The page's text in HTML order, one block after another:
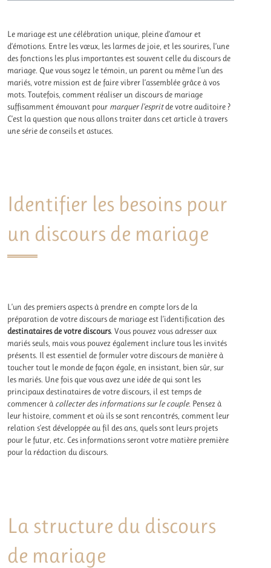
Le mariage est une célébration unique, pleine d’amour et
d’émotions. Entre les vœux, les larmes de joie, et les sourires, l’une
des fonctions les plus importantes est souvent celle du discours de
mariage. Que vous soyez le témoin, un parent ou même l’un des
mariés, votre mission est de faire vibrer l’assemblée grâce à vos
mots. Toutefois, comment réaliser un discours de mariage
suffisamment émouvant pour marquer l’espritde votre auditoire ?
C’est la question que nous allons traiter dans cet article à travers
une série de conseils et astuces.
Identifier les besoins pour
un discours de mariage
L’un des premiers aspects à prendre en compte lors de la
préparation de votre discours de mariage est l’identification des
destinataires de votre discours. Vous pouvez vous adresser aux
mariés seuls, mais vous pouvez également inclure tous les invités
présents. Il est essentiel de formuler votre discours de manière à
toucher tout le monde de façon égale, en insistant, bien sûr, sur
les mariés. Une fois que vous avez une idée de qui sont les
principaux destinataires de votre discours, il est temps de
commencer à collecter des informations sur le couple. Pensez à
leur histoire, comment et où ils se sont rencontrés, comment leur
relation s’est développée au fil des ans, quels sont leurs projets
pour le futur, etc. Ces informations seront votre matière première
pour la rédaction du discours.
La structure du discours
de mariage